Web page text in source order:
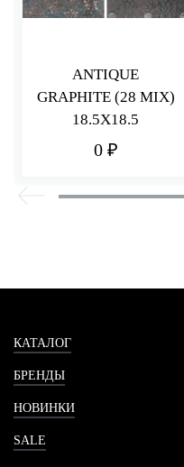
ANTIQUE
GRAPHITE (28 MIX)
18.5X18.5
0 ₽
КАТАЛОГ
БРЕНДЫ
НОВИНКИ
SALE